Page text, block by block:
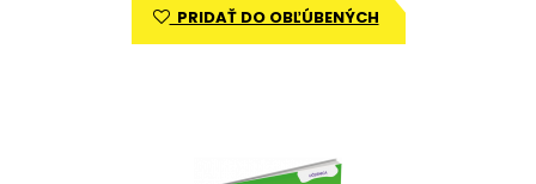
PRIDAŤ DO OBĽÚBENÝCH